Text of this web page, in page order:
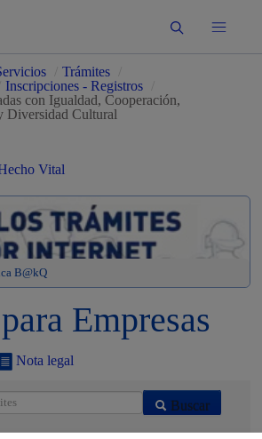
Buscar
Trámites
Inscripciones - Registros
con Igualdad, Cooperación,
Diversidad Cultural
Vital
B@kQ
Empresas
Nota legal
Buscar